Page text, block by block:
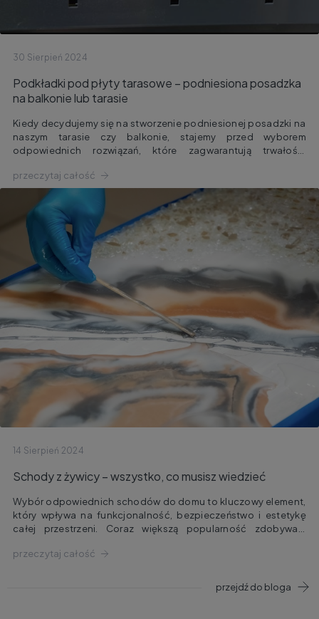
30 Sierpień 2024
Podkładki pod płyty tarasowe – podniesiona posadzka
na balkonie lub tarasie
Kiedy decydujemy się na stworzenie podniesionej posadzki na
naszym tarasie czy balkonie, stajemy przed wyborem
odpowiednich rozwiązań, które zagwarantują trwałość,
podkładki tarasowe pod nawierzchnię wentylowaną – małe, ale
niezwykle ważne komponenty, które odgrywają dużą rolę w
utrzymaniu jakości naszej przestrzeni zewnętrznej.
przeczytaj całość
14 Sierpień 2024
Schody z żywicy – wszystko, co musisz wiedzieć
Wybór odpowiednich schodów do domu to kluczowy element,
który wpływa na funkcjonalność, bezpieczeństwo i estetykę
całej przestrzeni. Coraz większą popularność zdobywają
wyjątkową trwałość i łatwość w utrzymaniu. W tym artykule
zastosowaniom oraz kluczowym aspektom, na które warto
zwrócić uwagę przy wyborze tego rozwiązania.
przeczytaj całość
przejdź do bloga